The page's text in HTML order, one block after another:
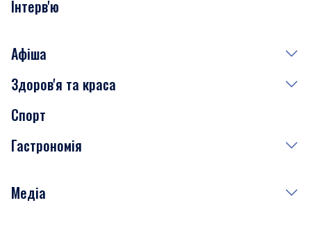
Інтерв'ю
Афіша
Сьогодні
Завтра
Субота
Здоров'я та краса
Медицина
Краса
Спорт
Гастрономія
Рецепти
Медіа